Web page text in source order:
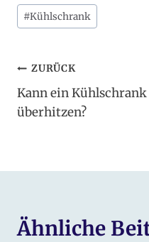
Schlagworte:
#Kühlschrank
ZURÜCK
Kann ein Kühlschrank
überhitzen?
Ähnliche